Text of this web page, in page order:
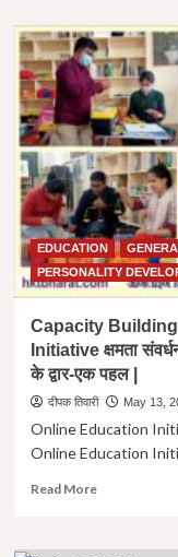
White
Fungus
in
Hindi
।
व्हाइट
फंगस
।
White
Fungus
Symptoms
EDUCATION
PERSONALITY
Capacity
Initiative क्षमता
के द्वार-एक पहल |
दीपक तिवारी May 13,
Online Education
Online Education
Read MoreRead
Capacity